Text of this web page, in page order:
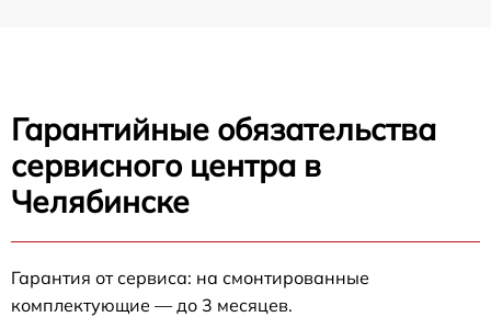
Гарантийные обязательства
сервисного центра в
Челябинске
Гарантия от сервиса: на смонтированные
комплектующие — до 3 месяцев.